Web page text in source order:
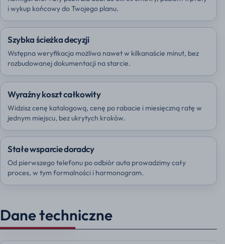
i wykup końcowy do Twojego planu.
Szybka ścieżka decyzji
Wstępna weryfikacja możliwa nawet w kilkanaście minut, bez
rozbudowanej dokumentacji na starcie.
Wyraźny koszt całkowity
Widzisz cenę katalogową, cenę po rabacie i miesięczną ratę w
jednym miejscu, bez ukrytych kroków.
Stałe wsparcie doradcy
Od pierwszego telefonu po odbiór auta prowadzimy cały
proces, w tym formalności i harmonogram.
Dane techniczne